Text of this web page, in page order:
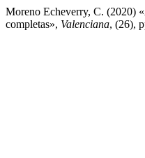
Moreno Echeverry, C. (2020)
completas», Valenciana, (26),